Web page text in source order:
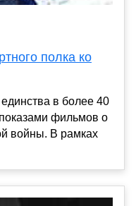
полка ко
в более 40
фильмов о
войны. В рамках